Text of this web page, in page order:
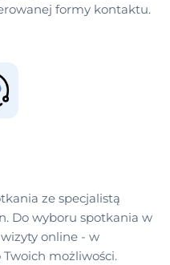
formy kontaktu.
ze specjalistą
Do wyboru spotkania w
online - w
możliwości.